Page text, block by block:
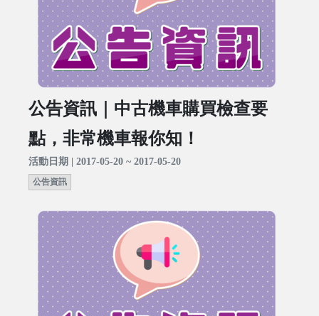
公告資訊｜中古機車購買檢查要
點，非常機車報你知！
活動日期 | 2017-05-20 ~ 2017-05-20
公告資訊